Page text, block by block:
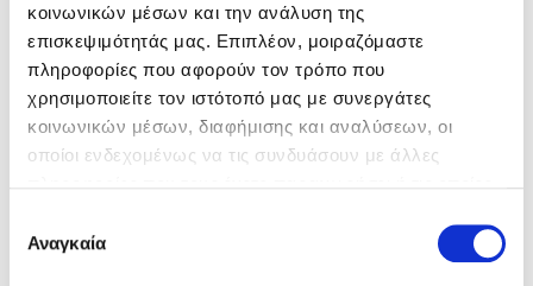
κοινωνικών μέσων και την ανάλυση της
επισκεψιμότητάς μας. Επιπλέον, μοιραζόμαστε
πληροφορίες που αφορούν τον τρόπο που
χρησιμοποιείτε τον ιστότοπό μας με συνεργάτες
κοινωνικών μέσων, διαφήμισης και αναλύσεων, οι
οποίοι ενδεχομένως να τις συνδυάσουν με άλλες
των υπηρεσιών τους.
συγκατάθεσης
Αναγκαία